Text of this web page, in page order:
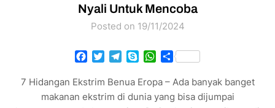
Nyali Untuk Mencoba
Posted on 19/11/2024
Facebook
TwitterTelegram
SkypeWhatsApp
Share
7 Hidangan Ekstrim Benua Eropa – Ada banyak banget
makanan ekstrim di dunia yang bisa dijumpai